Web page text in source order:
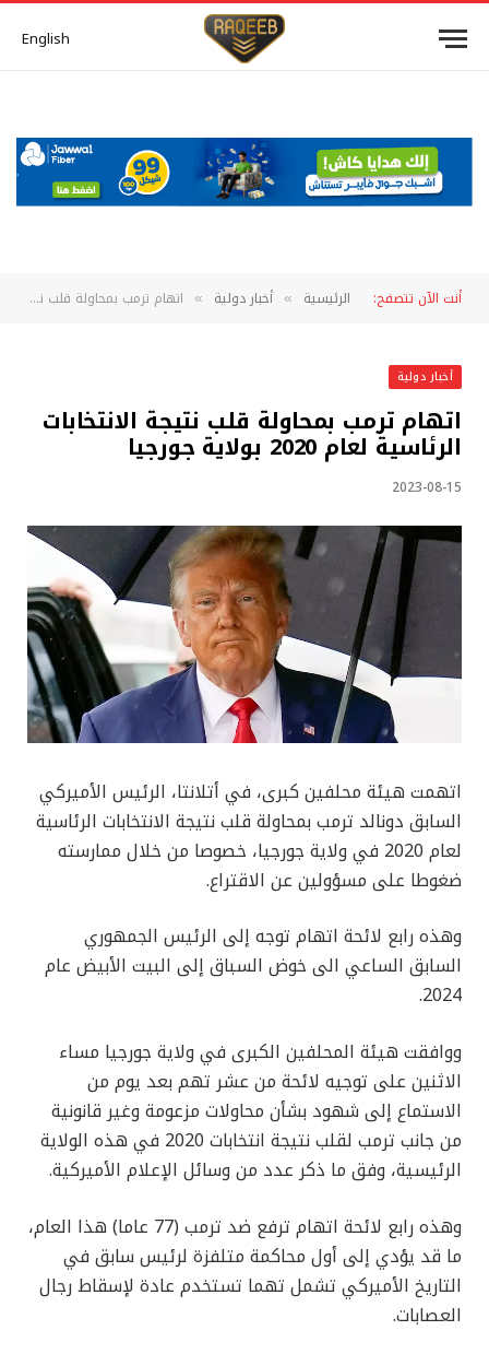
English
أنت الآن تتصفح: الرئيسية » أخبار دولية » اتهام ترمب بمحاولة قلب نتيجة الانتخابات الرئاسية لعام 2020 بولاية جورجيا
أخبار دولية
اتهام ترمب بمحاولة قلب نتيجة الانتخابات
الرئاسية لعام 2020 بولاية جورجيا
2023-08-15
اتهمت هيئة محلفين كبرى، في أتلانتا، الرئيس الأميركي
السابق دونالد ترمب بمحاولة قلب نتيجة الانتخابات الرئاسية
لعام 2020 في ولاية جورجيا، خصوصا من خلال ممارسته
ضغوطا على مسؤولين عن الاقتراع.
وهذه رابع لائحة اتهام توجه إلى الرئيس الجمهوري
السابق الساعي الى خوض السباق إلى البيت الأبيض عام
2024.
ووافقت هيئة المحلفين الكبرى في ولاية جورجيا مساء
الاثنين على توجيه لائحة من عشر تهم بعد يوم من
الاستماع إلى شهود بشأن محاولات مزعومة وغير قانونية
من جانب ترمب لقلب نتيجة انتخابات 2020 في هذه الولاية
الرئيسية، وفق ما ذكر عدد من وسائل الإعلام الأميركية.
وهذه رابع لائحة اتهام ترفع ضد ترمب (77 عاما) هذا العام،
ما قد يؤدي إلى أول محاكمة متلفزة لرئيس سابق في
التاريخ الأميركي تشمل تهما تستخدم عادة لإسقاط رجال
العصابات.